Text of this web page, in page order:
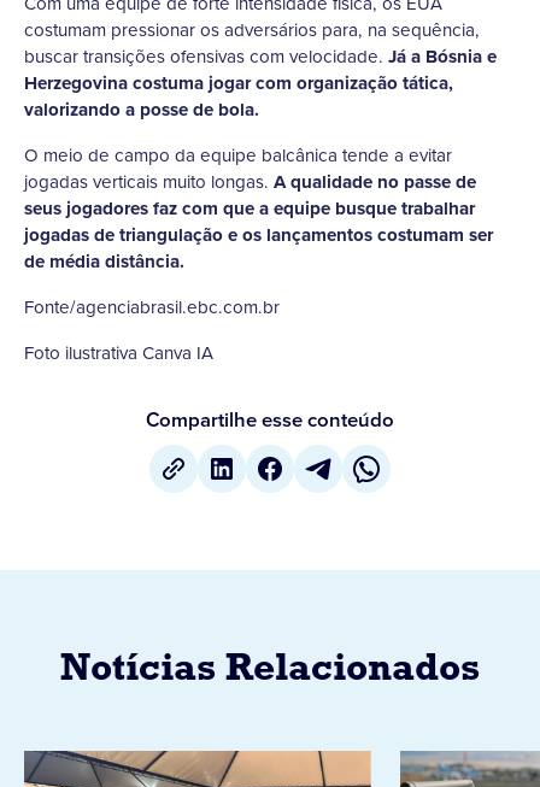
costumam pressionar os adversários para, na sequência,
buscar transições ofensivas com velocidade. Já a Bósnia e
Herzegovina costuma jogar com organização tática,
valorizando a posse de bola.
O meio de campo da equipe balcânica tende a evitar
jogadas verticais muito longas. A qualidade no passe de
seus jogadores faz com que a equipe busque trabalhar
jogadas de triangulação e os lançamentos costumam ser
de média distância.
Fonte/agenciabrasil.ebc.com.br
Foto ilustrativa Canva IA
Compartilhe esse conteúdo
Notícias Relacionados